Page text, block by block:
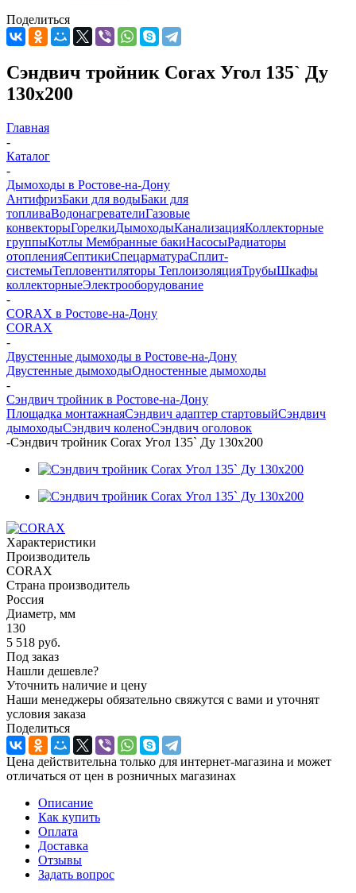
Поделиться
Сэндвич тройник Corax Угол 135` Ду
130х200
Главная
-
Каталог
-
Дымоходы в Ростове-на-Дону
АнтифризБаки для водыБаки для
топливаВодонагревателиГазовые
конвекторыГорелкиДымоходыКанализацияКоллекторные
группыКотлы Мембранные бакиНасосыРадиаторы
отопленияСептикиСпецарматураСплит-
системыТепловентиляторы ТеплоизоляцияТрубыШкафы
коллекторныеЭлектрооборудование
-
CORAX в Ростове-на-Дону
CORAX
-
Двустенные дымоходы в Ростове-на-Дону
Двустенные дымоходыОдностенные дымоходы
-
Сэндвич тройник в Ростове-на-Дону
Площадка монтажнаяСэндвич адаптер стартовыйСэндвич
дымоходыСэндвич коленоСэндвич оголовок
-Сэндвич тройник Corax Угол 135` Ду 130х200
Характеристики
Производитель
CORAX
Страна производитель
Россия
Диаметр, мм
130
5 518 руб.
Под заказ
Нашли дешевле?
Уточнить наличие и цену
Наши менеджеры обязательно свяжутся с вами и уточнят
условия заказа
Поделиться
Цена действительна только для интернет-магазина и может
отличаться от цен в розничных магазинах
Описание
Как купить
Оплата
Доставка
Отзывы
Задать вопрос